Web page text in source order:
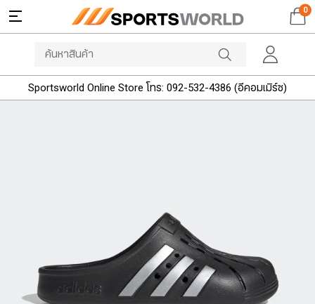
0
Sportsworld Online Store โทร: 092-532-4386 (อีคอมเมิร์ซ)